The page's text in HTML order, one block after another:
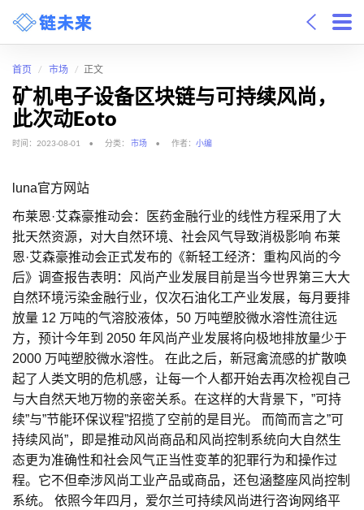
首页 市场 正文
矿机电子设备区块链与可持续风尚，
此次动eoto
时间：2023-08-01 分类： 市场 作者： 小编
luna官方网站
布莱恩·艾森豪推动会：医药金融行业的线性方程采用了大
批天然资源，对大自然环境、社会风气导致消极影响 布莱
恩·艾森豪推动会正式发布的《新轻工经济：重构风尚的今
后》调查报告表明：风尚产业发展目前是当今世界第三大大
自然环境污染金融行业，仅次石油化工产业发展，每月要排
放量 12 万吨的气溶胶液体，50 万吨塑胶微水溶性流往远
方，预计今年到 2050 年风尚产业发展将向极地排放量少于
2000 万吨塑胶微水溶性。 在此之后，新冠禽流感的扩散唤
起了人类文明的危机感，让每一个人都开始去再次检视自己
与大自然天地万物的亲密关系。在这样的大背景下，”可持
续”与”节能环保议程”招揽了空前的是目光。 而简而言之”可
持续风尚”，即是推动风尚商品和风尚控制系统向大自然生
态更为准确性和社会风气正当性变革的犯罪行为和操作过
程。它不但牵涉风尚工业产品或商品，还包涵整座风尚控制
系统。 依照今年四月，爱尔兰可持续风尚进行咨询网络平